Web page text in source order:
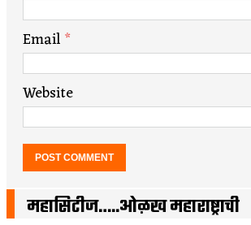
Email*
Website
महासिटीज…..ओळख महाराष्ट्राची